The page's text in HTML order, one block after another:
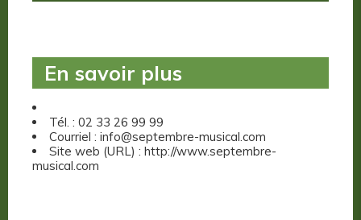
En savoir plus
Tél. : 02 33 26 99 99
Courriel : info@septembre-musical.com
Site web (URL) : http://www.septembre-
musical.com